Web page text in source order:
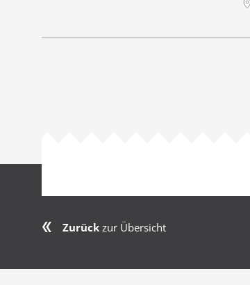
Zurück zur Übersicht